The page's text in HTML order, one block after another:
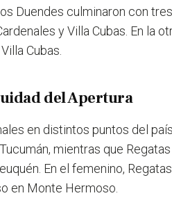
Duendes culminaron con
y Villa Cubas. En la
Cubas.
del Apertura
en distintos puntos del
mientras que
En el femenino,
en Monte Hermoso.